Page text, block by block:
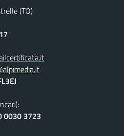
(TO)
0030 3723